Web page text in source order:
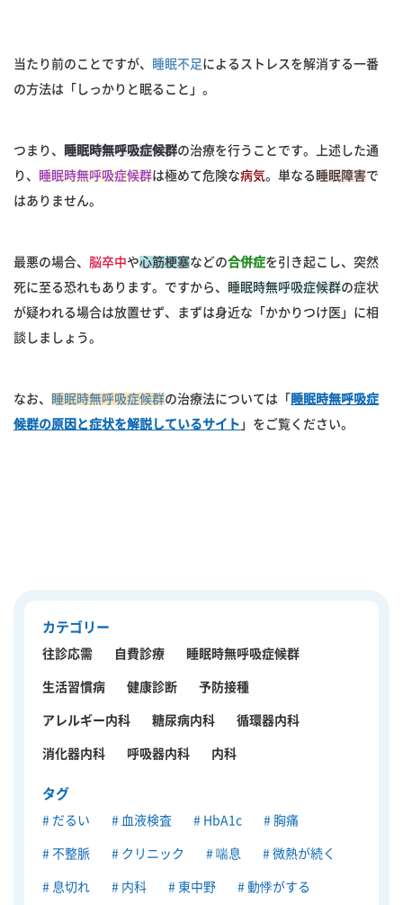
当たり前のことですが、 睡眠不足によるストレスを解消する一番
の方法は「しっかりと眠ること」。
つまり、 睡眠時無呼吸症候群の治療を行うことです。上述した通
り、
睡眠時無呼吸症候群は極めて危険な病気。単なる 睡眠障害で
はありません。
最悪の場合、 脳卒中や心筋梗塞などの合併症を引き起こし、突然
死に至る恐れもあります。ですから、
睡眠時無呼吸症候群の症状
が疑われる場合は放置せず、まずは身近な「かかりつけ医」に相
談しましょう。
なお、 睡眠時無呼吸症候群の治療法については「睡眠時無呼吸症
候群の原因と症状を解説しているサイト 」をご覧ください。
カテゴリー
往診応需 自費診療 睡眠時無呼吸症候群
生活習慣病 健康診断 予防接種
アレルギー内科 糖尿病内科 循環器内科
消化器内科 呼吸器内科 内科
タグ
だるい 血液検査 HbA1c 胸痛
不整脈 クリニック 喘息 微熱が続く
息切れ 内科 東中野 動悸がする